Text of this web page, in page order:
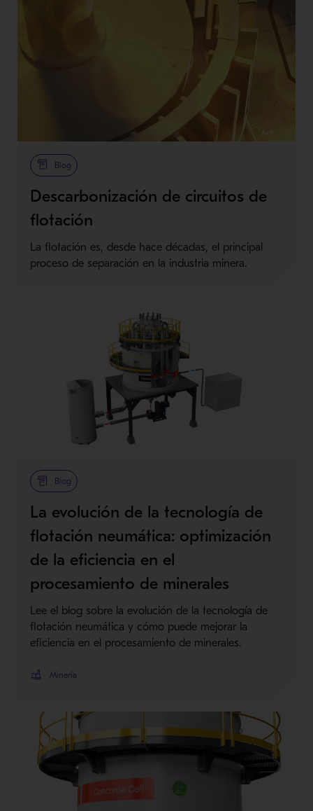
Blog
Descarbonización de circuitos de
flotación
La flotación es, desde hace décadas, el principal
proceso de separación en la industria minera.
Blog
La evolución de la tecnología de
flotación neumática: optimización
de la eficiencia en el
procesamiento de minerales
Lee el blog sobre la evolución de la tecnología de
flotación neumática y cómo puede mejorar la
eficiencia en el procesamiento de minerales.
Minería